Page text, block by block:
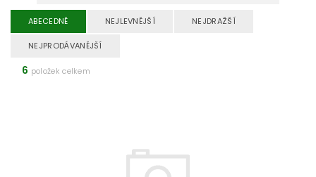
ABECEDNĚ NEJLEVNĚJŠÍ NEJDRAŽŠÍ
NEJPRODÁVANĚJŠÍ
6 položek celkem